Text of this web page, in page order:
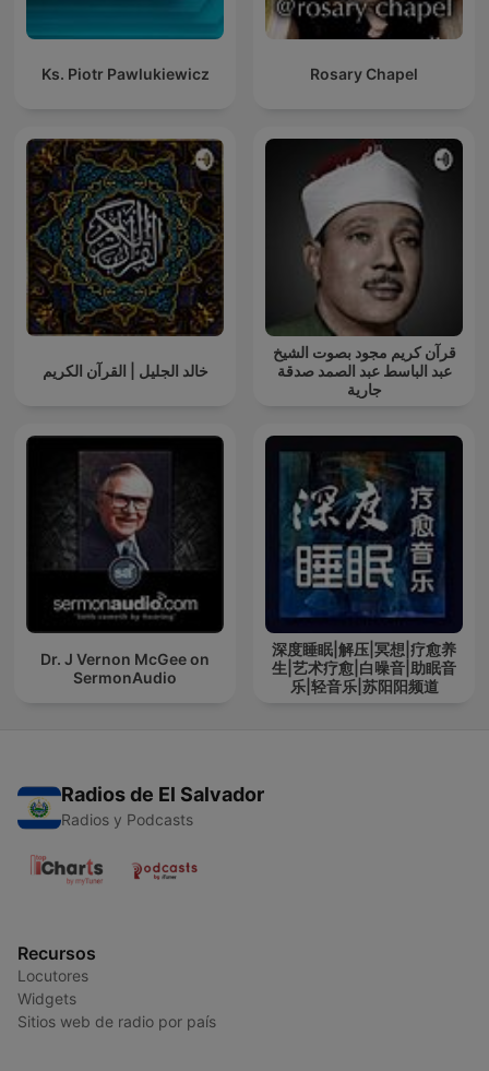
Ks. Piotr Pawlukiewicz Rosary Chapel
خالد الجليل | القرآن الكريم
قرآن كريم مجود بصوت الشيخ
عبد الباسط عبد الصمد صدقة
جارية
Dr. J Vernon McGee on
SermonAudio
深度睡眠|解压|冥想|疗愈养
生|艺术疗愈|白噪音|助眠音
乐|轻音乐|苏阳阳频道
Radios de El Salvador
Radios y Podcasts
Recursos
Locutores
Widgets
Sitios web de radio por país